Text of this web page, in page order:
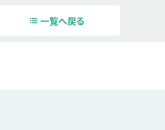
一覧へ戻る